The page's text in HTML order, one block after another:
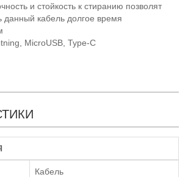
и стойкость к стиранию позволят
данный кабель долгое время
MicroUSB, Type-C
Кабель